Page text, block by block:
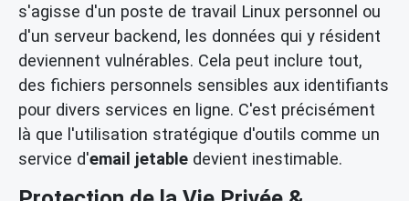
s'agisse d'un poste de travail Linux personnel ou
d'un serveur backend, les données qui y résident
deviennent vulnérables. Cela peut inclure tout,
des fichiers personnels sensibles aux identifiants
pour divers services en ligne. C'est précisément
là que l'utilisation stratégique d'outils comme un
service d'email jetable devient inestimable.